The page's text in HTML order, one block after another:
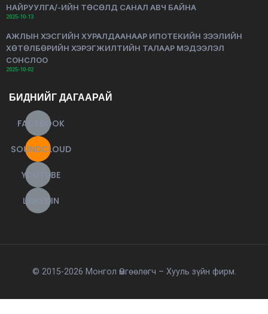
НАЙРУУЛГА/-ИЙН ТӨСӨЛД САНАЛ АВЧ БАЙНА
2025-10-13
АЖЛЫН ХЭСГИЙН ХУРАЛДААНААР ИПОТЕКИЙН ЗЭЭЛИЙН
ХӨТӨЛБӨРИЙН ХЭРЭГЖИЛТИЙН ТАЛААР МЭДЭЭЛЭЛ
СОНСЛОО
2025-10-02
БИДНИЙГ ДАГААРАЙ
FACEBOOK
SOUNDCLOUD
YOUTUBE
LINKEDIN
© 2015-2026 Монгол Өмгөөлөгч – Хууль зүйн фирм.